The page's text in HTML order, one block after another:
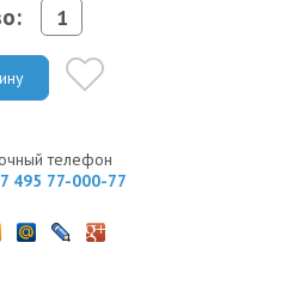
телефон
495 77-000-77